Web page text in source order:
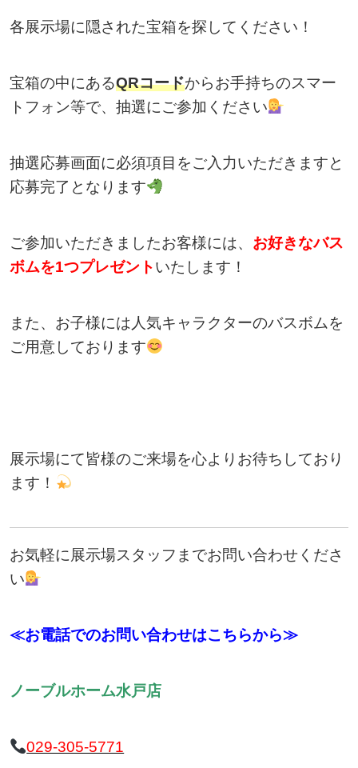
各展示場に隠された宝箱を探してください！
宝箱の中にあるQRコードからお手持ちのスマー
トフォン等で、抽選にご参加ください
抽選応募画面に必須項目をご入力いただきますと
応募完了となります
ご参加いただきましたお客様には、 お好きなバス
ボムを1つプレゼントいたします！
また、お子様には人気キャラクターのバスボムを
ご用意しております
展示場にて皆様のご来場を心よりお待ちしており
ます！
お気軽に展示場スタッフまでお問い合わせくださ
い
≪お電話でのお問い合わせはこちらから≫
ノーブルホーム水戸店
029-305-5771